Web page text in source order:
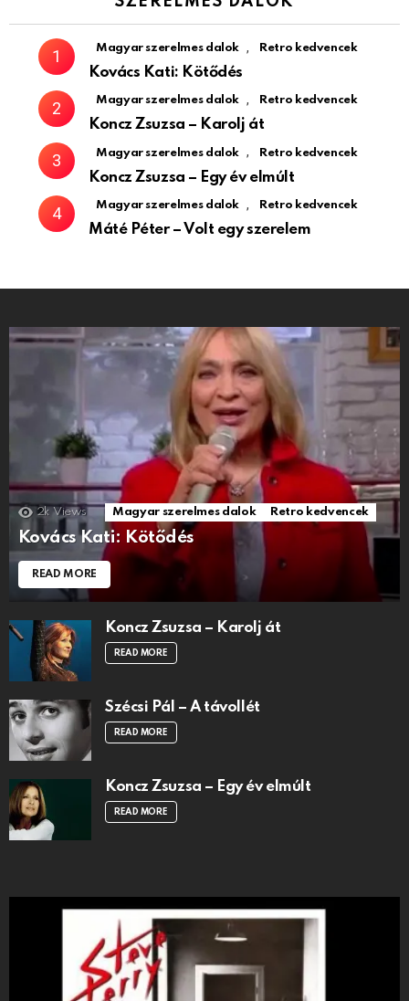
Magyar szerelmes dalok , Retro kedvencek
Kovács Kati: Kötődés
Magyar szerelmes dalok , Retro kedvencek
Koncz Zsuzsa – Karolj át
Magyar szerelmes dalok , Retro kedvencek
Koncz Zsuzsa – Egy év elmúlt
Magyar szerelmes dalok , Retro kedvencek
Máté Péter – Volt egy szerelem
2k Views Magyar szerelmes dalok Retro kedvencek
Kovács Kati: Kötődés
READ MORE
Koncz Zsuzsa – Karolj át
READ MORE
Szécsi Pál – A távollét
READ MORE
Koncz Zsuzsa – Egy év elmúlt
READ MORE